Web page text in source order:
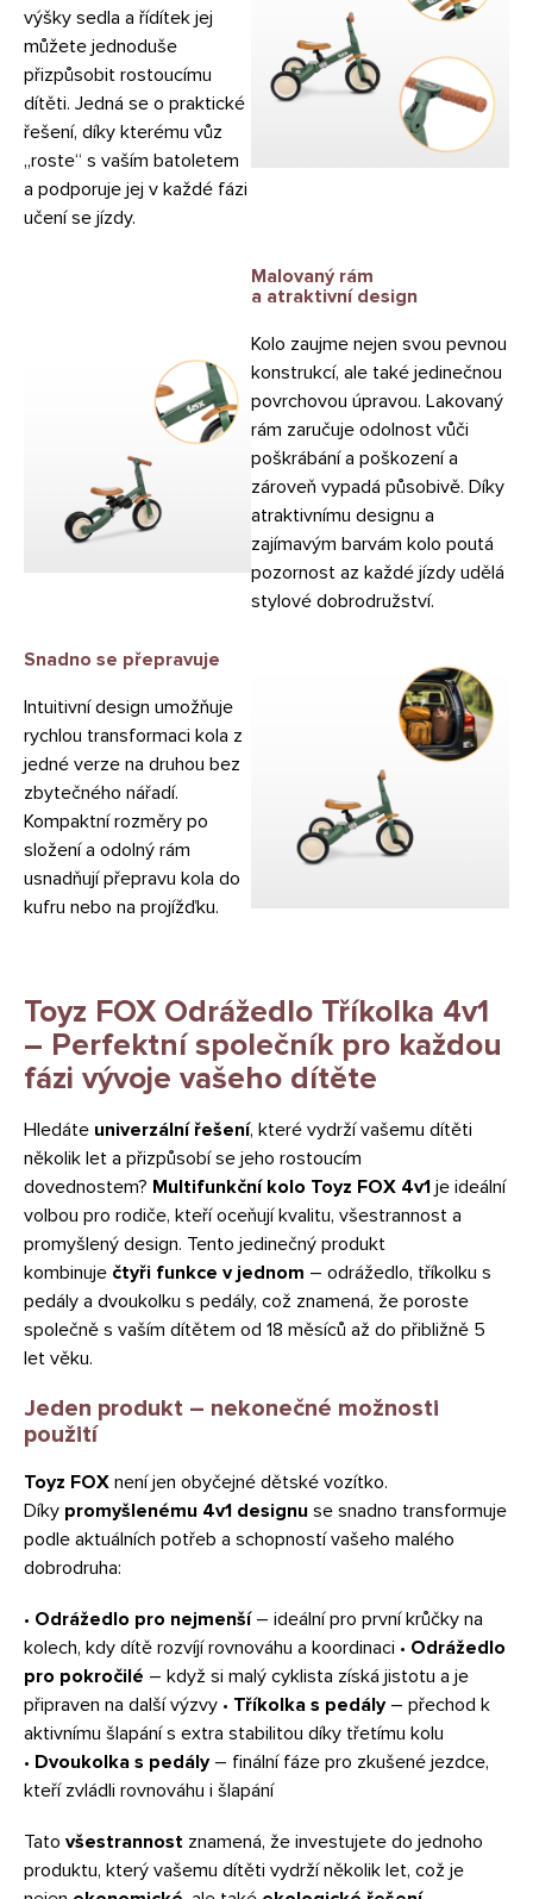
výšky sedla a řídítek jej
můžete jednoduše
přizpůsobit rostoucímu
dítěti. Jedná se o praktické
řešení, díky kterému vůz
„roste“ s vaším batoletem
a podporuje jej v každé fázi
učení se jízdy.
Malovaný rám
a atraktivní design
Kolo zaujme nejen svou pevnou
konstrukcí, ale také jedinečnou
povrchovou úpravou. Lakovaný
rám zaručuje odolnost vůči
poškrábání a poškození a
zároveň vypadá působivě. Díky
atraktivnímu designu a
zajímavým barvám kolo poutá
pozornost az každé jízdy udělá
stylové dobrodružství.
Snadno se přepravuje
Intuitivní design umožňuje
rychlou transformaci kola z
jedné verze na druhou bez
zbytečného nářadí.
Kompaktní rozměry po
složení a odolný rám
usnadňují přepravu kola do
kufru nebo na projížďku.
Toyz FOX Odrážedlo Tříkolka 4v1
– Perfektní společník pro každou
fázi vývoje vašeho dítěte
Hledáte univerzální řešení, které vydrží vašemu dítěti
několik let a přizpůsobí se jeho rostoucím
dovednostem? Multifunkční kolo Toyz FOX 4v1 je ideální
volbou pro rodiče, kteří oceňují kvalitu, všestrannost a
promyšlený design. Tento jedinečný produkt
kombinuje čtyři funkce v jednom – odrážedlo, tříkolku s
pedály a dvoukolku s pedály, což znamená, že poroste
společně s vaším dítětem od 18 měsíců až do přibližně 5
let věku.
Jeden produkt – nekonečné možnosti
použití
Toyz FOX není jen obyčejné dětské vozítko.
Díky promyšlenému 4v1 designu se snadno transformuje
podle aktuálních potřeb a schopností vašeho malého
dobrodruha:
• Odrážedlo pro nejmenší – ideální pro první krůčky na
kolech, kdy dítě rozvíjí rovnováhu a koordinaci • Odrážedlo
pro pokročilé – když si malý cyklista získá jistotu a je
připraven na další výzvy • Tříkolka s pedály – přechod k
aktivnímu šlapání s extra stabilitou díky třetímu kolu
• Dvoukolka s pedály – finální fáze pro zkušené jezdce,
kteří zvládli rovnováhu i šlapání
Tato všestrannost znamená, že investujete do jednoho
produktu, který vašemu dítěti vydrží několik let, což je